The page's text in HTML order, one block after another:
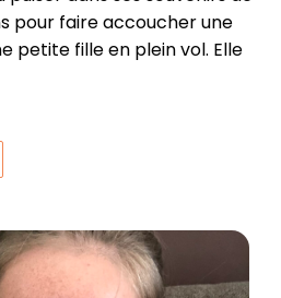
pour faire accoucher une
petite fille en plein vol. Elle